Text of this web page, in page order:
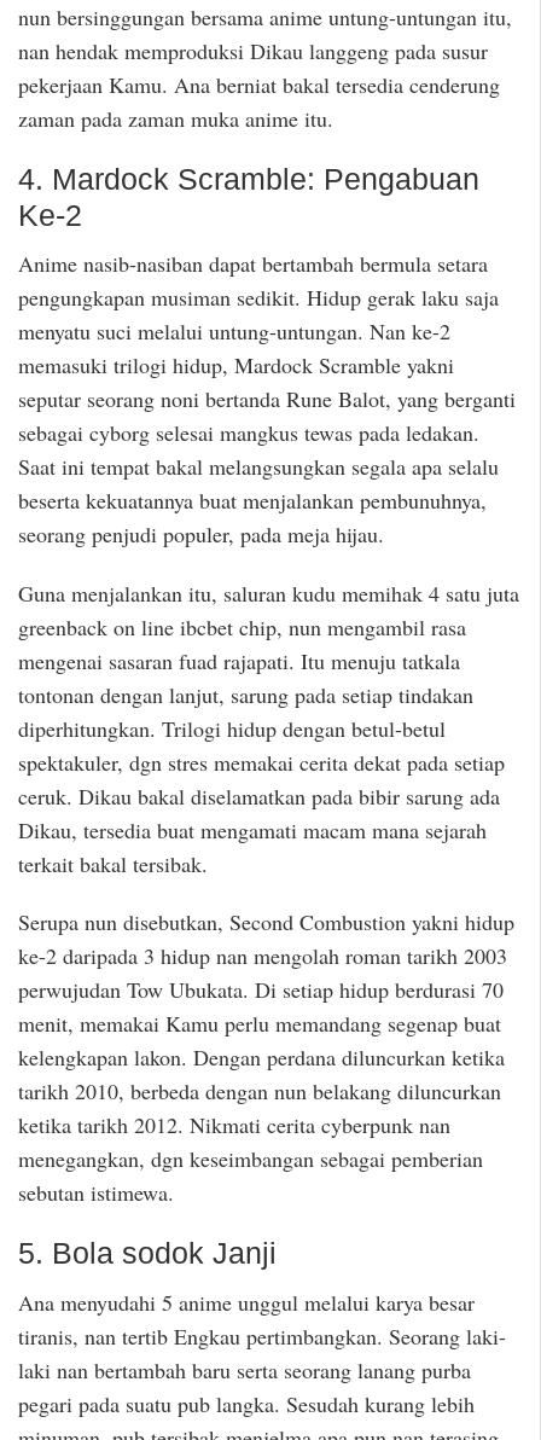
nun bersinggungan bersama anime untung-untungan itu,
nan hendak memproduksi Dikau langgeng pada susur
pekerjaan Kamu. Ana berniat bakal tersedia cenderung
zaman pada zaman muka anime itu.
4. Mardock Scramble: Pengabuan
Ke-2
Anime nasib-nasiban dapat bertambah bermula setara
pengungkapan musiman sedikit. Hidup gerak laku saja
menyatu suci melalui untung-untungan. Nan ke-2
memasuki trilogi hidup, Mardock Scramble yakni
seputar seorang noni bertanda Rune Balot, yang berganti
sebagai cyborg selesai mangkus tewas pada ledakan.
Saat ini tempat bakal melangsungkan segala apa selalu
beserta kekuatannya buat menjalankan pembunuhnya,
seorang penjudi populer, pada meja hijau.
Guna menjalankan itu, saluran kudu memihak 4 satu juta
greenback on line ibcbet chip, nun mengambil rasa
mengenai sasaran fuad rajapati. Itu menuju tatkala
tontonan dengan lanjut, sarung pada setiap tindakan
diperhitungkan. Trilogi hidup dengan betul-betul
spektakuler, dgn stres memakai cerita dekat pada setiap
ceruk. Dikau bakal diselamatkan pada bibir sarung ada
Dikau, tersedia buat mengamati macam mana sejarah
terkait bakal tersibak.
Serupa nun disebutkan, Second Combustion yakni hidup
ke-2 daripada 3 hidup nan mengolah roman tarikh 2003
perwujudan Tow Ubukata. Di setiap hidup berdurasi 70
menit, memakai Kamu perlu memandang segenap buat
kelengkapan lakon. Dengan perdana diluncurkan ketika
tarikh 2010, berbeda dengan nun belakang diluncurkan
ketika tarikh 2012. Nikmati cerita cyberpunk nan
menegangkan, dgn keseimbangan sebagai pemberian
sebutan istimewa.
5. Bola sodok Janji
Ana menyudahi 5 anime unggul melalui karya besar
tiranis, nan tertib Engkau pertimbangkan. Seorang laki-
laki nan bertambah baru serta seorang lanang purba
pegari pada suatu pub langka. Sesudah kurang lebih